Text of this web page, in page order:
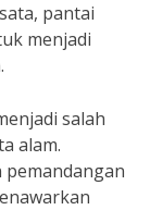
pantai
menjadi
salah
alam.